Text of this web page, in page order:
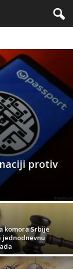
protiv
komora Srbije
jednodnevnu